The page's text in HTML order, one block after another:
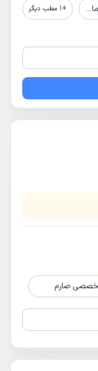
+
1 مطب دیگر